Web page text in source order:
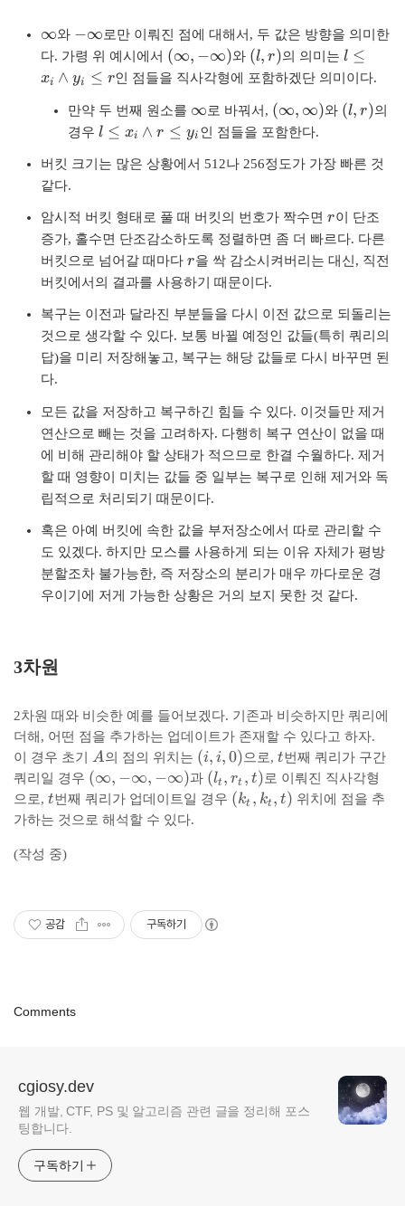
\
i
n
∞와 -
\
i
n
f
t
−∞로만 이뤄진 점에 대해서, 두 값은 방향을 의미한
다. 가령 위 예시에서 (
\
n
f
y
-
\
i
n
f
y
)
(∞, −∞)와 (
l
r
)
(l, r)의 의미는 l
\
x
\
e
d
g
e
i
\
le
l ≤
xi ∧ yi ≤ r인 점들을 직사각형에 포함하겠단 의미이다.
만약 두 번째 원소를 \
i
f
∞로 바꿔서, (
\
n
y
\
f
t
y
(∞, ∞)와 (
r
(l, r)의
경우 l
le
i
\
w
e
g
e
r
y
_
i
l ≤ xi ∧ r ≤ yi 인 점들을 포함한다.
버킷 크기는 많은 상황에서 512나 256정도가 가장 빠른 것
같다.
암시적 버킷 형태로 풀 때 버킷의 번호가 짝수면 r
r이 단조
증가, 홀수면 단조감소하도록 정렬하면 좀 더 빠르다. 다른
버킷으로 넘어갈 때마다 r
r을 싹 감소시켜버리는 대신, 직전
버킷에서의 결과를 사용하기 때문이다.
복구는 이전과 달라진 부분들을 다시 이전 값으로 되돌리는
것으로 생각할 수 있다. 보통 바뀔 예정인 값들(특히 쿼리의
답)을 미리 저장해놓고, 복구는 해당 값들로 다시 바꾸면 된
다.
모든 값을 저장하고 복구하긴 힘들 수 있다. 이것들만 제거
연산으로 빼는 것을 고려하자. 다행히 복구 연산이 없을 때
에 비해 관리해야 할 상태가 적으므로 한결 수월하다. 제거
할 때 영향이 미치는 값들 중 일부는 복구로 인해 제거와 독
립적으로 처리되기 때문이다.
혹은 아예 버킷에 속한 값을 부저장소에서 따로 관리할 수
도 있겠다. 하지만 모스를 사용하게 되는 이유 자체가 평방
분할조차 불가능한, 즉 저장소의 분리가 매우 까다로운 경
우이기에 저게 가능한 상황은 거의 보지 못한 것 같다.
3차원
2차원 때와 비슷한 예를 들어보겠다. 기존과 비슷하지만 쿼리에
더해, 어떤 점을 추가하는 업데이트가 존재할 수 있다고 하자.
이 경우 초기 A
A의 점의 위치는 (
i
(i, i,0)으로,t
t번째 쿼리가 구간
쿼리일 경우 (
\
i
,
-
i
f
t
(∞, −∞, −∞)과 (
l
,
(lt, rt , t)로 이뤄진 직사각형
으로, t
t번째 쿼리가 업데이트일 경우 (
(kt , kt , t) 위치에 점을 추
가하는 것으로 해석할 수 있다.
(작성 중)
공감 구독하기
Comments
cgiosy.dev
웹 개발, CTF, PS 및 알고리즘 관련 글을 정리해 포스
팅합니다.
구독하기